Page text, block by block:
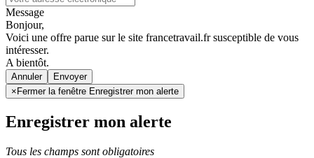
Message
Bonjour,
Voici une offre parue sur le site francetravail.fr susceptible de vous
intéresser.
A bientôt.
Annuler
× Fermer la fenêtre Enregistrer mon alerte
Enregistrer mon alerte
Tous les champs sont obligatoires